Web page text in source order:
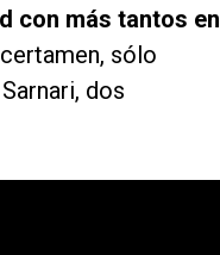
con más tantos en
sólo
dos